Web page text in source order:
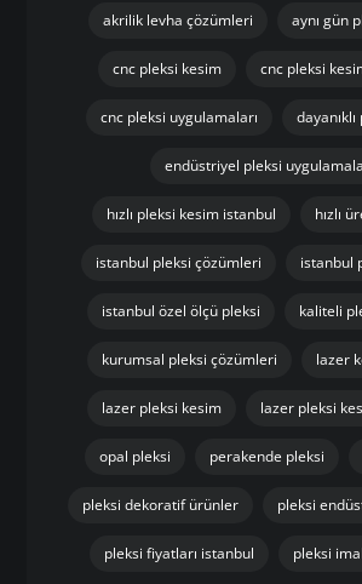
akrilik levha çözümleri aynı gün
cnc pleksi kesim cnc pleksi
cnc pleksi uygulamaları
endüstriyel pleksi
hızlı pleksi kesim istanbul hızlı
istanbul pleksi çözümleri istanbul
istanbul özel ölçü pleksi kaliteli
kurumsal pleksi çözümleri lazer
lazer pleksi kesim lazer pleksi
opal pleksi perakende pleksi
pleksi dekoratif ürünler pleksi
pleksi fiyatları istanbul pleksi